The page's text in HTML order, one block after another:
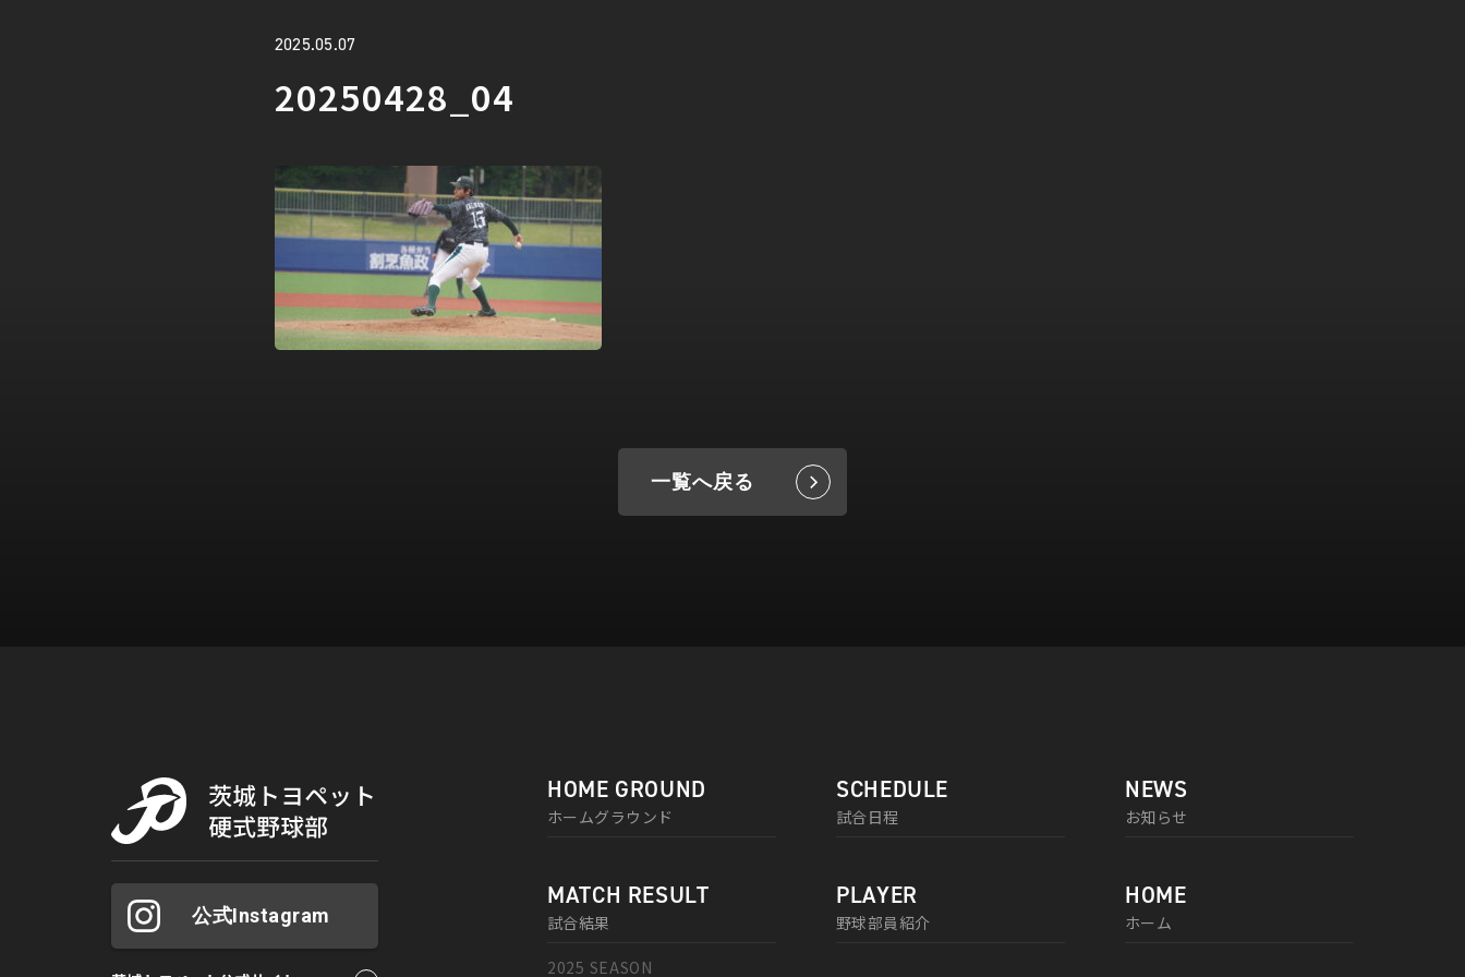
2025.05.07
20250428_04
一覧へ戻る
公式Instagram
HOME GROUND
ホームグラウンド
MATCH RESULT
試合結果
2025 SEASON
SCHEDULE
試合日程
PLAYER
野球部員紹介
NEWS
お知らせ
HOME
ホーム